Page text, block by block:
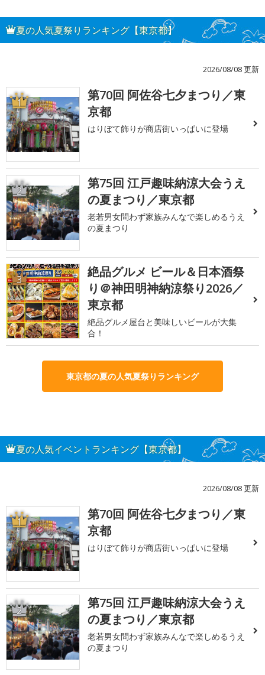
夏の人気夏祭りランキング【東京都】
2026/08/08 更新
1
第70回 阿佐谷七夕まつり／東
京都
はりぼて飾りが商店街いっぱいに登場
2
第75回 江戸趣味納涼大会うえ
の夏まつり／東京都
老若男女問わず家族みんなで楽しめるうえ
の夏まつり
3
絶品グルメ ビール＆日本酒祭
り＠神田明神納涼祭り2026／
東京都
絶品グルメ屋台と美味しいビールが大集
合！
東京都の夏の人気夏祭りランキング
夏の人気イベントランキング【東京都】
2026/08/08 更新
1
第70回 阿佐谷七夕まつり／東
京都
はりぼて飾りが商店街いっぱいに登場
2
第75回 江戸趣味納涼大会うえ
の夏まつり／東京都
老若男女問わず家族みんなで楽しめるうえ
の夏まつり